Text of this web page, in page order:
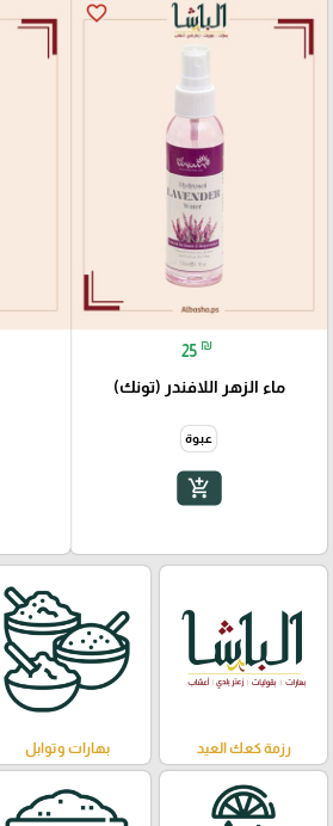
favorite_border
25 ₪
ماء الزهر اللافندر (تونك)
عبوة
add_shopping_cart
رزمة كعك العيد بهارات وتوابل